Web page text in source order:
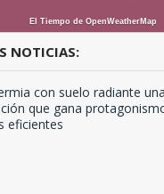
El Tiempo de OpenWeatherMap
NOTICIAS: